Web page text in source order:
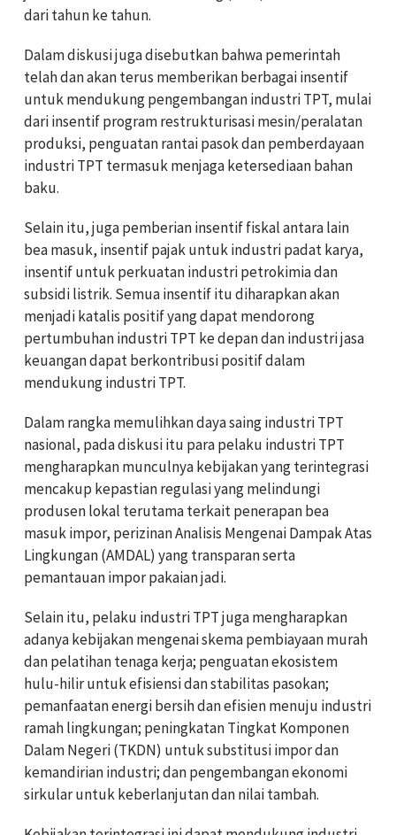
dari tahun ke tahun.
Dalam diskusi juga disebutkan bahwa pemerintah
telah dan akan terus memberikan berbagai insentif
untuk mendukung pengembangan industri TPT, mulai
dari insentif program restrukturisasi mesin/peralatan
produksi, penguatan rantai pasok dan pemberdayaan
industri TPT termasuk menjaga ketersediaan bahan
baku.
Selain itu, juga pemberian insentif fiskal antara lain
bea masuk, insentif pajak untuk industri padat karya,
insentif untuk perkuatan industri petrokimia dan
subsidi listrik. Semua insentif itu diharapkan akan
menjadi katalis positif yang dapat mendorong
pertumbuhan industri TPT ke depan dan industri jasa
keuangan dapat berkontribusi positif dalam
mendukung industri TPT.
Dalam rangka memulihkan daya saing industri TPT
nasional, pada diskusi itu para pelaku industri TPT
mengharapkan munculnya kebijakan yang terintegrasi
mencakup kepastian regulasi yang melindungi
produsen lokal terutama terkait penerapan bea
masuk impor, perizinan Analisis Mengenai Dampak Atas
Lingkungan (AMDAL) yang transparan serta
pemantauan impor pakaian jadi.
Selain itu, pelaku industri TPT juga mengharapkan
adanya kebijakan mengenai skema pembiayaan murah
dan pelatihan tenaga kerja; penguatan ekosistem
hulu-hilir untuk efisiensi dan stabilitas pasokan;
pemanfaatan energi bersih dan efisien menuju industri
ramah lingkungan; peningkatan Tingkat Komponen
Dalam Negeri (TKDN) untuk substitusi impor dan
kemandirian industri; dan pengembangan ekonomi
sirkular untuk keberlanjutan dan nilai tambah.